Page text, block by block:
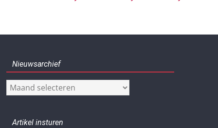
Nieuwsarchief
Nieuwsarchief
Artikel insturen